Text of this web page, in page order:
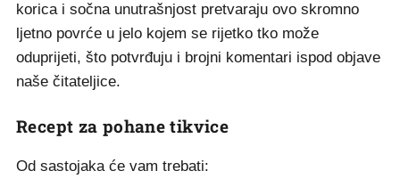
korica i sočna unutrašnjost pretvaraju ovo skromno
ljetno povrće u jelo kojem se rijetko tko može
oduprijeti, što potvrđuju i brojni komentari ispod objave
naše čitateljice.
Recept za pohane tikvice
Od sastojaka će vam trebati: